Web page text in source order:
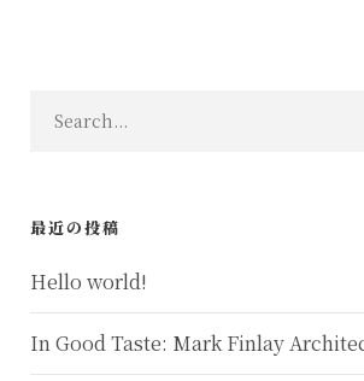
最近の投稿
Hello world!
In Good Taste: Mark Finlay